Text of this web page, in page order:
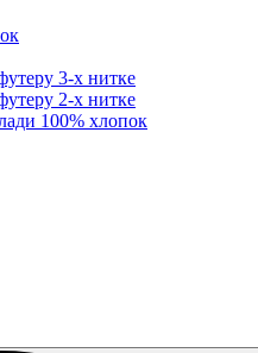
3-х нитке
2-х нитке
100% хлопок